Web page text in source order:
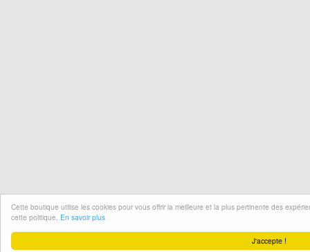
J'accepte !
Cette boutique utilise les cookies pour vous offrir la meilleure et la plus pertinente des
cette politique. En savoir plus